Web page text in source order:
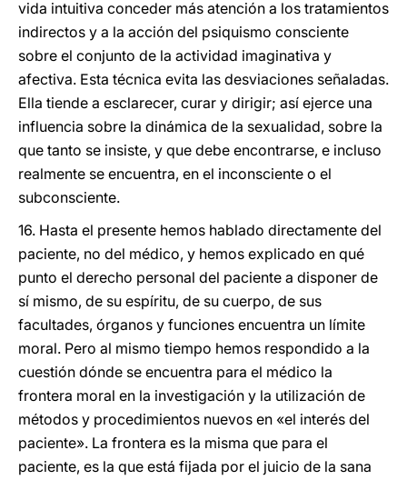
vida intuitiva conceder más atención a los tratamientos
indirectos y a la acción del psiquismo consciente
sobre el conjunto de la actividad imaginativa y
afectiva. Esta técnica evita las desviaciones señaladas.
Ella tiende a esclarecer, curar y dirigir; así ejerce una
influencia sobre la dinámica de la sexualidad, sobre la
que tanto se insiste, y que debe encontrarse, e incluso
realmente se encuentra, en el inconsciente o el
subconsciente.
16. Hasta el presente hemos hablado directamente del
paciente, no del médico, y hemos explicado en qué
punto el derecho personal del paciente a disponer de
sí mismo, de su espíritu, de su cuerpo, de sus
facultades, órganos y funciones encuentra un límite
moral. Pero al mismo tiempo hemos respondido a la
cuestión dónde se encuentra para el médico la
frontera moral en la investigación y la utilización de
métodos y procedimientos nuevos en «el interés del
paciente». La frontera es la misma que para el
paciente, es la que está fijada por el juicio de la sana